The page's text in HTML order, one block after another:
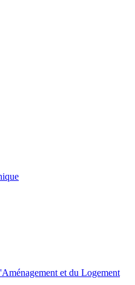
et du Logement